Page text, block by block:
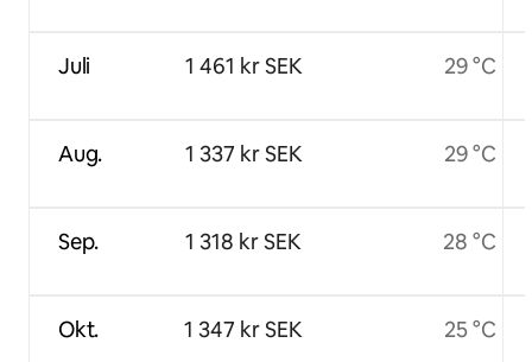
Juli
Aug.
Sep.
Okt.
1 461 kr SEK
1 337 kr SEK
1 318 kr SEK
1 347 kr SEK
29 °C
29 °C
28 °C
25 °C